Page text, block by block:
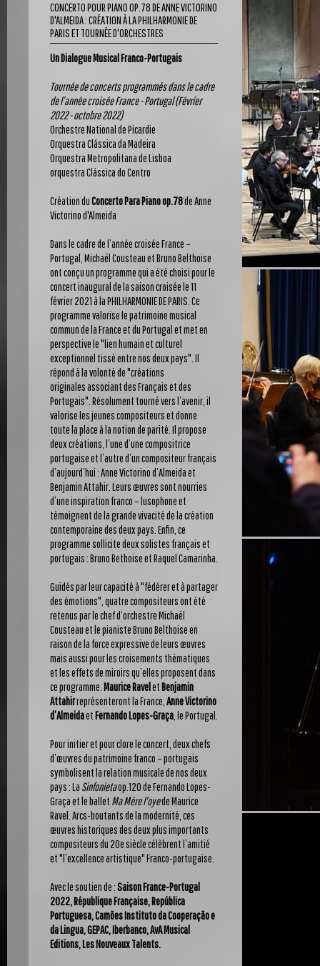
CONCERTO POUR PIANO OP.78 DE ANNE VICTORINO
D'ALMEIDA : CRÉATION À LA PHILHARMONIE DE
PARIS ET TOURNÉE D'ORCHESTRES
Un Dialogue Musical Franco-Portugais
Tournée de concerts programmés dans le cadre
de l’année croisée France - Portugal (Février
2022 - octobre 2022)
Orchestre National de Picardie
Orquestra Clássica da Madeira
Orquestra Metropolitana de Lisboa
orquestra Clássica do Centro
Création duConcerto Para Piano op.78de Anne
Victorino d'Almeida
Dans le cadre de l’année croisée France –
Portugal, Michaël Cousteau et Bruno Belthoise
ont conçu un programme qui a été choisi pour le
concert inaugural de la saison croisée le 11
février 2021 à la PHILHARMONIE DE PARIS. Ce
programme valorise le patrimoine musical
commun de la France et du Portugal et met en
perspective le "lien humain et culturel
exceptionnel tissé entre nos deux pays". Il
répond à la volonté de "créations
originales associant des Français et des
Portugais". Résolument tourné vers l’avenir, il
valorise les jeunes compositeurs et donne
toute la place à la notion de parité. Il propose
deux créations, l’une d’une compositrice
portugaise et l’autre d’un compositeur français
d’aujourd’hui : Anne Victorino d’Almeida et
Benjamin Attahir. Leurs œuvres sont nourries
d’une inspiration franco – lusophone et
témoignent de la grande vivacité de la création
contemporaine des deux pays. Enfin, ce
programme sollicite deux solistes français et
portugais : Bruno Bethoise et Raquel Camarinha.
Guidés par leur capacité à "fédérer et à partager
des émotions", quatre compositeurs ont été
retenus par le chef d‘orchestre Michaël
Cousteau et le pianiste Bruno Belthoise en
raison de la force expressive de leurs œuvres
mais aussi pour les croisements thématiques
et les effets de miroirs qu’elles proposent dans
ce programme. Maurice RaveletBenjamin
Attahirreprésenteront la France, Anne Victorino
d’AlmeidaetFernando Lopes-Graça , le Portugal.
Pour initier et pour clore le concert, deux chefs
d’œuvres du patrimoine franco – portugais
symbolisent la relation musicale de nos deux
pays : La Sinfonietaop.120 de Fernando Lopes-
Graça et le ballet Ma Mère l'oyede Maurice
Ravel. Arcs-boutants de la modernité, ces
œuvres historiques des deux plus importants
compositeurs du 20e siècle célèbrent l’amitié
et "l’excellence artistique" Franco-portugaise.
Avec le soutien de :Saison France-Portugal
2022, République Française, República
Portuguesa, Camões Instituto da Cooperação e
da Lingua, GEPAC, Iberbanco, AvA Musical
Editions, Les Nouveaux Talents.